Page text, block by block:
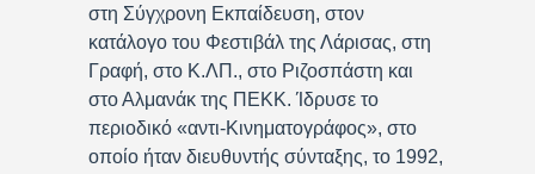
στη Σύγχρονη Εκπαίδευση, στον
κατάλογο του Φεστιβάλ της Λάρισας, στη
Γραφή, στο Κ.ΛΠ., στο Ριζοσπάστη και
στο Αλμανάκ της ΠΕΚΚ. Ίδρυσε το
περιοδικό «αντι-Κινηματογράφος», στο
οποίο ήταν διευθυντής σύνταξης, το 1992,